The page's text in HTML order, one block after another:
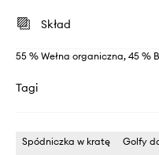
Skład
55 % Wełna organiczna, 45 %
Tagi
Spódniczka w kratę Golfy